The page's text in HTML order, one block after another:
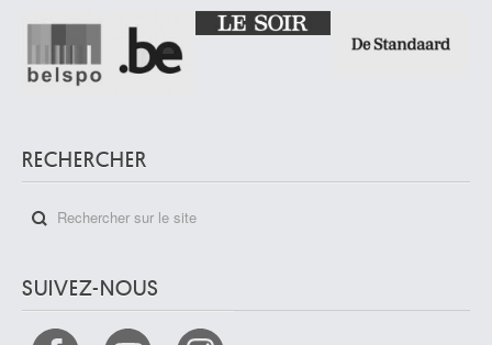
RECHERCHER
SUIVEZ-NOUS